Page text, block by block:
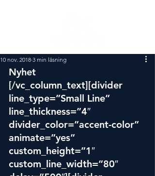
10 nov. 2018 3 min läsning
Nyhet
[/vc_column_text][divider
line_type=”Small Line”
line_thickness=”4″
divider_color=”accent-color”
animate=”yes”
custom_height=”1″
custom_line_width=”80″